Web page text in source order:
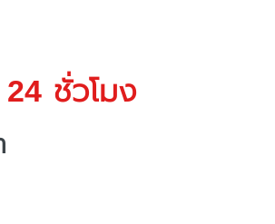
ชั่วโมง